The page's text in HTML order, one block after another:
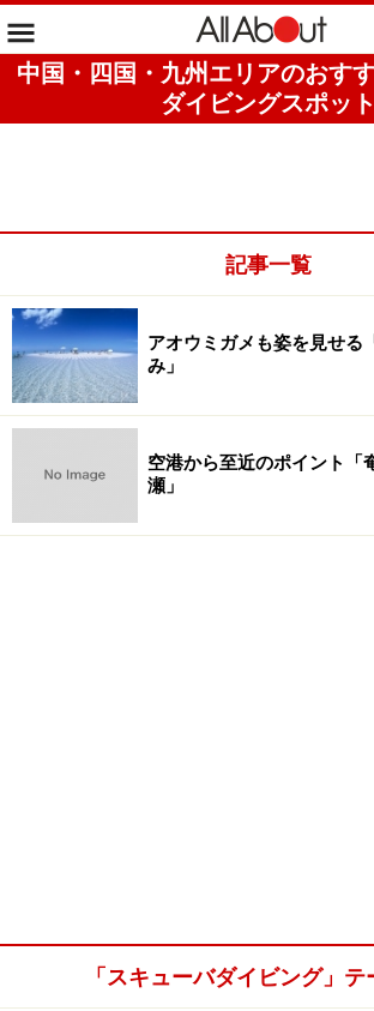
中国・四国・九州エリアのおす
ダイビングスポット
記事一覧
アオウミガメも姿を見せる
み」
空港から至近のポイント「
瀬」
「スキューバダイビング」